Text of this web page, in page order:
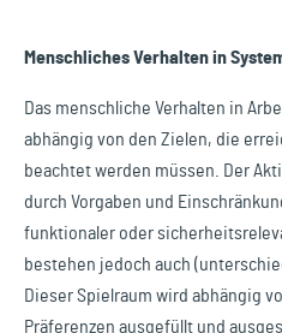
Menschliches Verhalten in
Das menschliche Verhalten in
abhängig von den Zielen, die
beachtet werden müssen. Der
durch Vorgaben und
funktionaler oder
bestehen jedoch auch
Dieser Spielraum wird abhängig
Präferenzen ausgefüllt und